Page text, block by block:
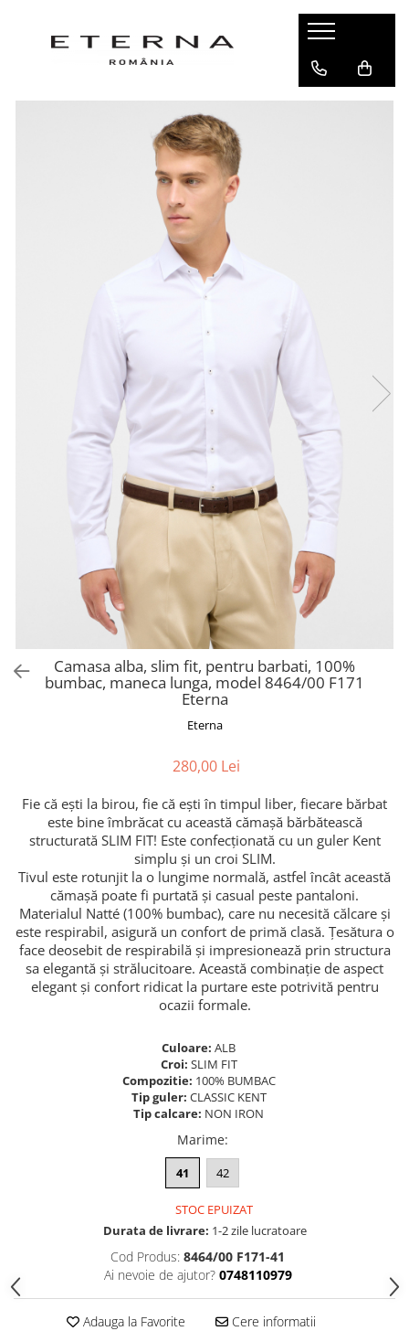
Camasa alba, slim fit, pentru barbati, 100%
bumbac, maneca lunga, model 8464/00 F171
Eterna
Eterna
280,00 Lei
Fie că ești la birou, fie că ești în timpul liber, fiecare bărbat
este bine îmbrăcat cu această cămașă bărbătească
structurată SLIM FIT! Este confecționată cu un guler Kent
simplu și un croi SLIM.
Tivul este rotunjit la o lungime normală, astfel încât această
cămașă poate fi purtată și casual peste pantaloni.
Materialul Natté (100% bumbac), care nu necesită călcare și
este respirabil, asigură un confort de primă clasă. Țesătura o
face deosebit de respirabilă și impresionează prin structura
sa elegantă și strălucitoare. Această combinație de aspect
elegant și confort ridicat la purtare este potrivită pentru
ocazii formale.
Culoare: ALB
Croi: SLIM FIT
Compozitie: 100% BUMBAC
Tip guler: CLASSIC KENT
Tip calcare: NON IRON
Marime:
41 42
STOC EPUIZAT
Durata de livrare: 1-2 zile lucratoare
Cod Produs: 8464/00 F171-41
Ai nevoie de ajutor? 0748110979
Adauga la Favorite Cere informatii